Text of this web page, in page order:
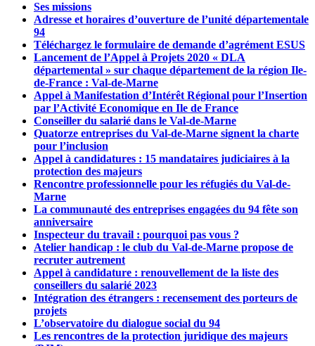
Ses missions
Adresse et horaires d’ouverture de l’unité départementale
94
Téléchargez le formulaire de demande d’agrément ESUS
Lancement de l’Appel à Projets 2020 « DLA
départemental » sur chaque département de la région Ile-
de-France : Val-de-Marne
Appel à Manifestation d’Intérêt Régional pour l’Insertion
par l’Activité Economique en Ile de France
Conseiller du salarié dans le Val-de-Marne
Quatorze entreprises du Val-de-Marne signent la charte
pour l’inclusion
Appel à candidatures : 15 mandataires judiciaires à la
protection des majeurs
Rencontre professionnelle pour les réfugiés du Val-de-
Marne
La communauté des entreprises engagées du 94 fête son
anniversaire
Inspecteur du travail : pourquoi pas vous ?
Atelier handicap : le club du Val-de-Marne propose de
recruter autrement
Appel à candidature : renouvellement de la liste des
conseillers du salarié 2023
Intégration des étrangers : recensement des porteurs de
projets
L’observatoire du dialogue social du 94
Les rencontres de la protection juridique des majeurs